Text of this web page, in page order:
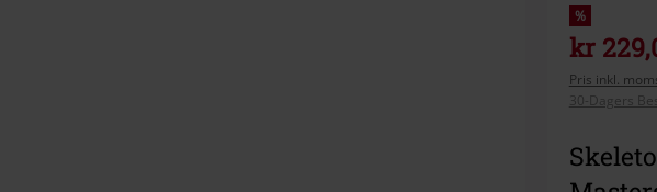
%
kr
Pris inkl.
30-Dagers